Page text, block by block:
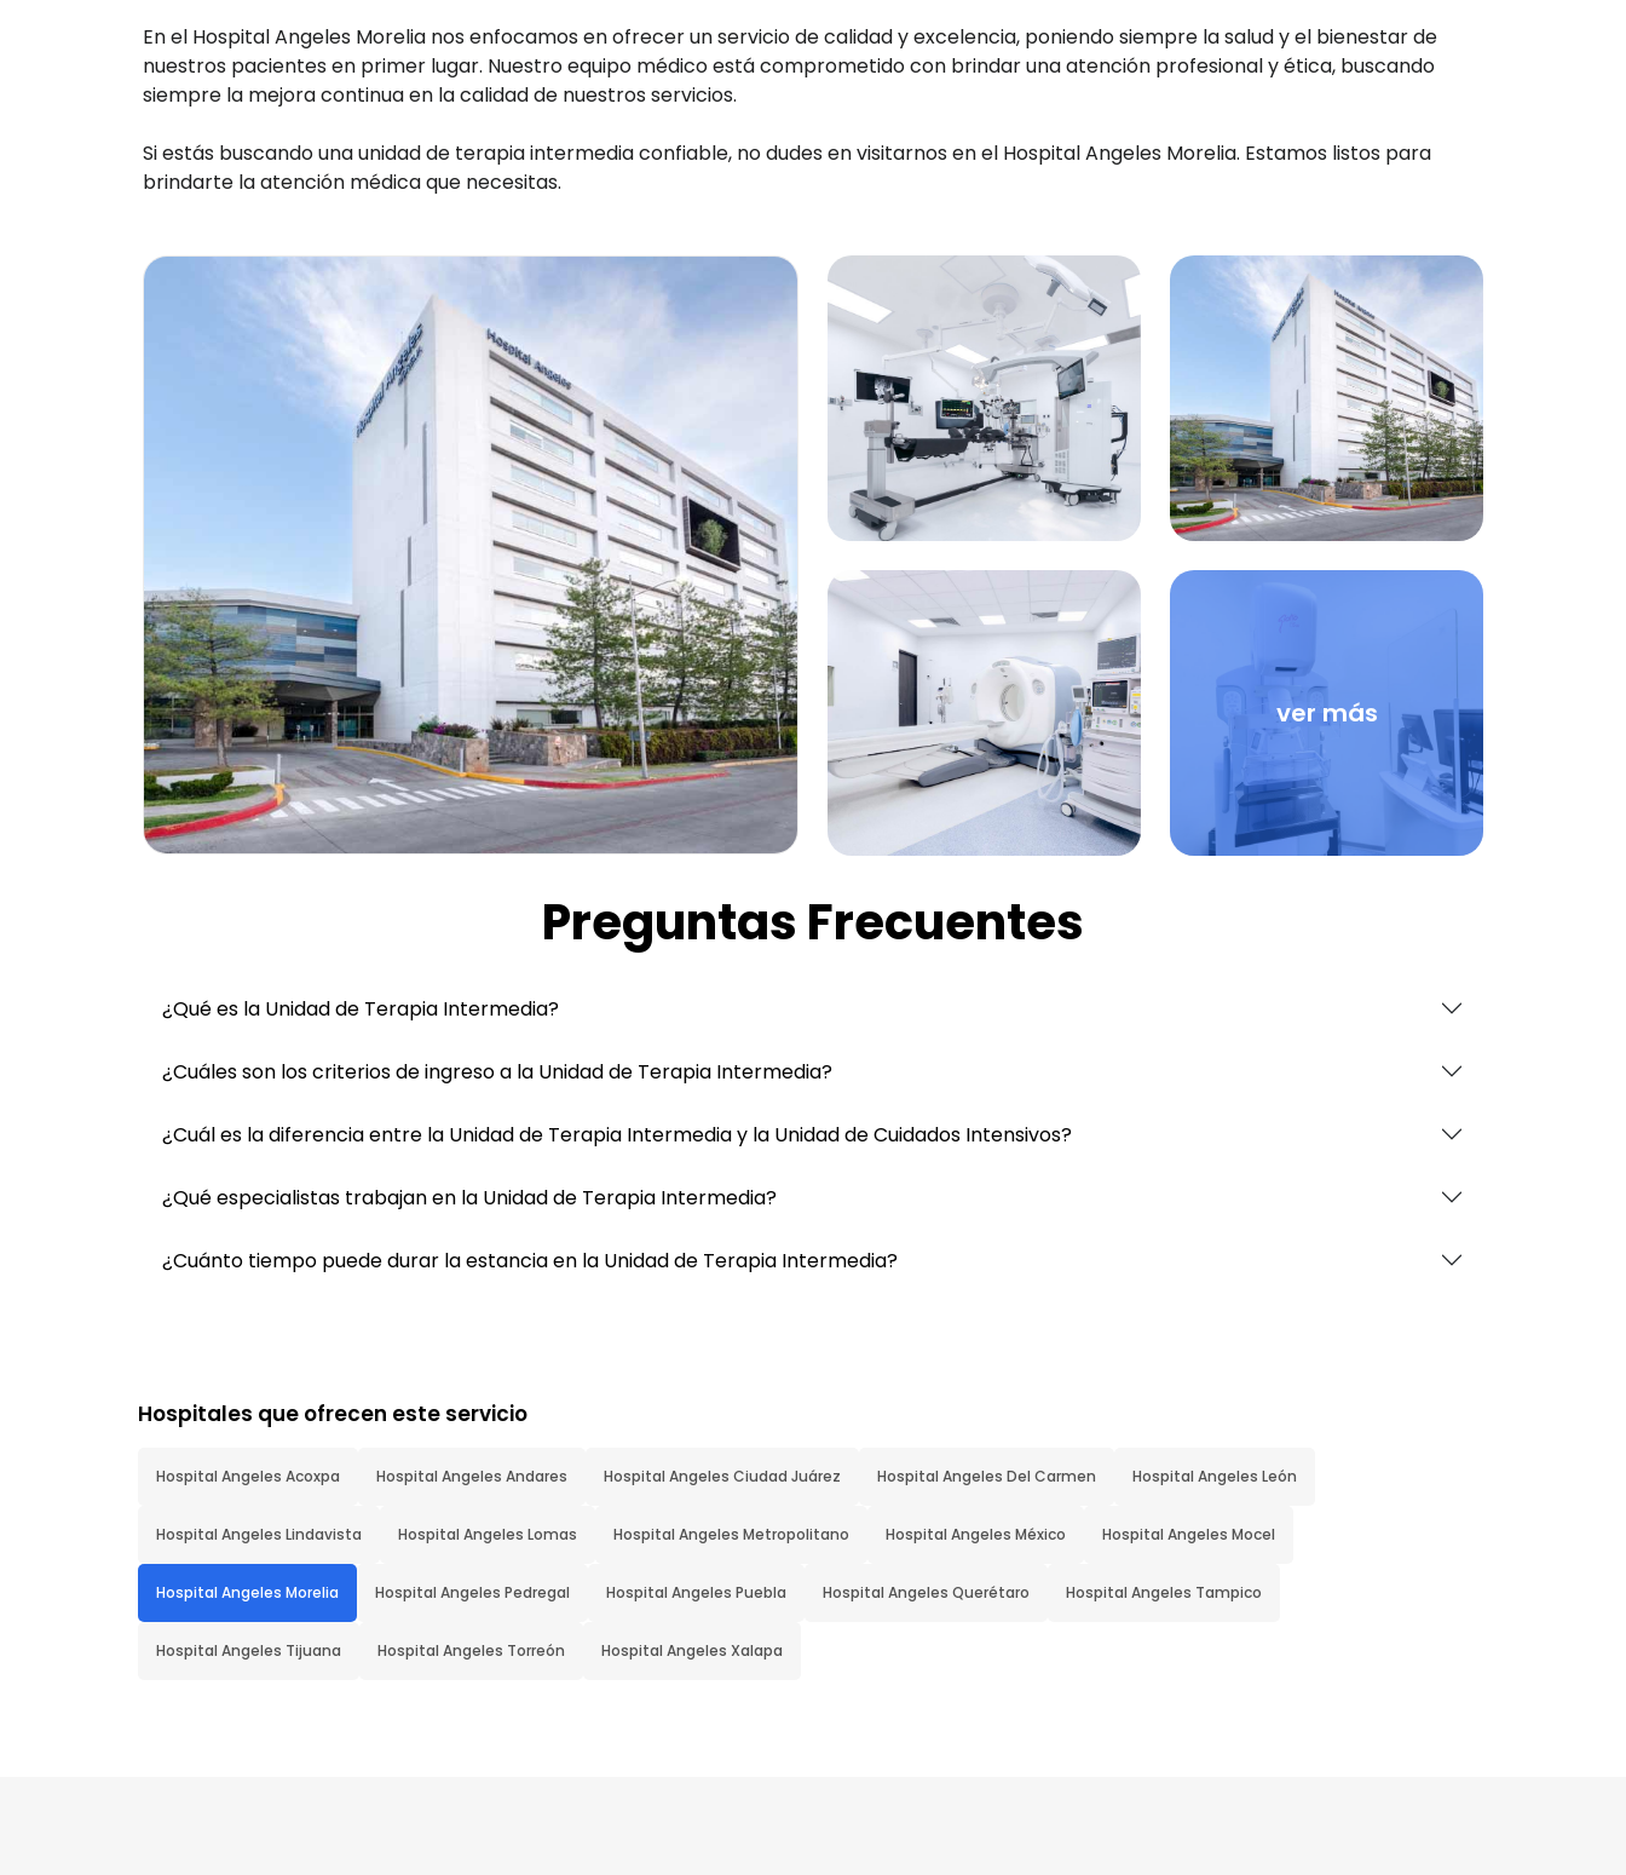
En el Hospital Angeles Morelia nos enfocamos en ofrecer un servicio de calidad y excelencia, poniendo siempre la salud y el bienestar de
nuestros pacientes en primer lugar. Nuestro equipo médico está comprometido con brindar una atención profesional y ética, buscando
siempre la mejora continua en la calidad de nuestros servicios.
Si estás buscando una unidad de terapia intermedia confiable, no dudes en visitarnos en el Hospital Angeles Morelia. Estamos listos para
brindarte la atención médica que necesitas.
ver más
Preguntas Frecuentes
¿Qué es la Unidad de Terapia Intermedia?
¿Cuáles son los criterios de ingreso a la Unidad de Terapia Intermedia?
¿Cuál es la diferencia entre la Unidad de Terapia Intermedia y la Unidad de Cuidados Intensivos?
¿Qué especialistas trabajan en la Unidad de Terapia Intermedia?
¿Cuánto tiempo puede durar la estancia en la Unidad de Terapia Intermedia?
Hospitales que ofrecen este servicio
Hospital Angeles Acoxpa Hospital Angeles Andares Hospital Angeles Ciudad Juárez Hospital Angeles Del Carmen Hospital Angeles León
Hospital Angeles Lindavista Hospital Angeles Lomas Hospital Angeles Metropolitano Hospital Angeles México Hospital Angeles Mocel
Hospital Angeles Morelia Hospital Angeles Pedregal Hospital Angeles Puebla Hospital Angeles Querétaro Hospital Angeles Tampico
Hospital Angeles Tijuana Hospital Angeles Torreón Hospital Angeles Xalapa